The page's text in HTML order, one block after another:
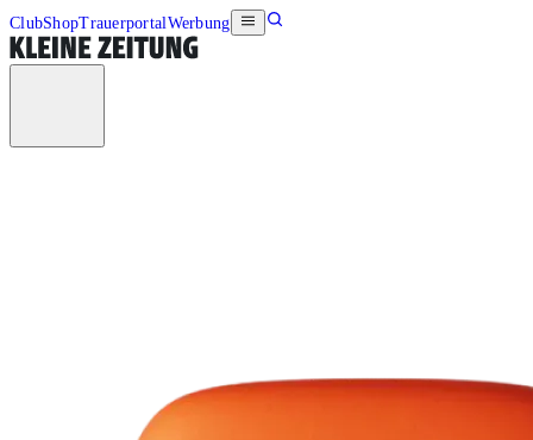
ClubShopTrauerportalWerbung